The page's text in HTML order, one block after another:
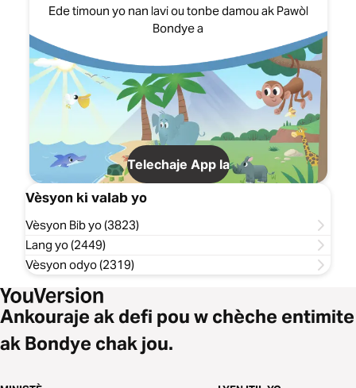
Ede timoun yo nan lavi ou tonbe damou ak Pawòl
Bondye a
Telechaje App la
Vèsyon ki valab yo
Vèsyon Bib yo (3823)
Lang yo (2449)
Vèsyon odyo (2319)
Ankouraje ak defi pou w chèche entimite
ak Bondye chak jou.